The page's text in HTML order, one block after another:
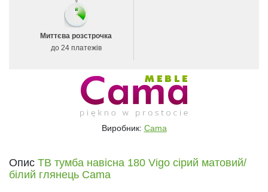
Миттєва розстрочка
до 24 платежів
Виробник: Cama
Опис ТВ тумба навісна 180 Vigo сірий матовий/
білий глянець Cama